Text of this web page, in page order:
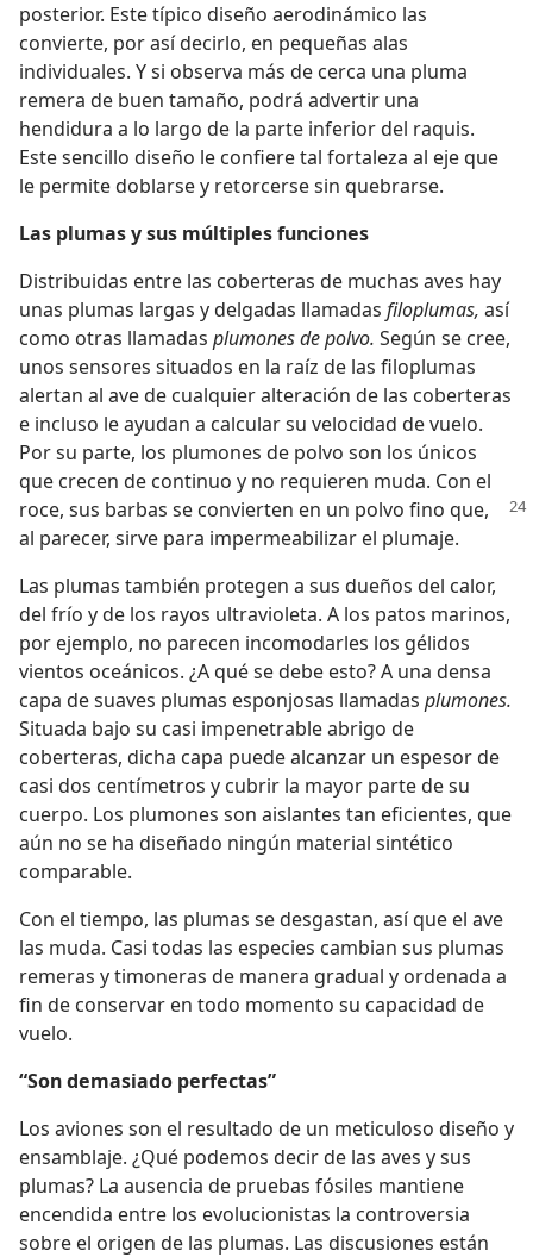
posterior. Este típico diseño aerodinámico las
convierte, por así decirlo, en pequeñas alas
individuales. Y si observa más de cerca una pluma
remera de buen tamaño, podrá advertir una
hendidura a lo largo de la parte inferior del raquis.
Este sencillo diseño le confiere tal fortaleza al eje que
le permite doblarse y retorcerse sin quebrarse.
Las plumas y sus múltiples funciones
Distribuidas entre las coberteras de muchas aves hay
unas plumas largas y delgadas llamadas filoplumas, así
como otras llamadas plumones de polvo. Según se cree,
unos sensores situados en la raíz de las filoplumas
alertan al ave de cualquier alteración de las coberteras
e incluso le ayudan a calcular su velocidad de vuelo.
Por su parte, los plumones de polvo son los únicos
que crecen de continuo y no requieren muda. Con el
roce, sus barbas se convierten en un polvo fino que,
al parecer, sirve para impermeabilizar el plumaje.
Las plumas también protegen a sus dueños del calor,
del frío y de los rayos ultravioleta. A los patos marinos,
por ejemplo, no parecen incomodarles los gélidos
vientos oceánicos. ¿A qué se debe esto? A una densa
capa de suaves plumas esponjosas llamadas plumones.
Situada bajo su casi impenetrable abrigo de
coberteras, dicha capa puede alcanzar un espesor de
casi dos centímetros y cubrir la mayor parte de su
cuerpo. Los plumones son aislantes tan eficientes, que
aún no se ha diseñado ningún material sintético
comparable.
Con el tiempo, las plumas se desgastan, así que el ave
las muda. Casi todas las especies cambian sus plumas
remeras y timoneras de manera gradual y ordenada a
fin de conservar en todo momento su capacidad de
vuelo.
“Son demasiado perfectas”
Los aviones son el resultado de un meticuloso diseño y
ensamblaje. ¿Qué podemos decir de las aves y sus
plumas? La ausencia de pruebas fósiles mantiene
encendida entre los evolucionistas la controversia
sobre el origen de las plumas. Las discusiones están